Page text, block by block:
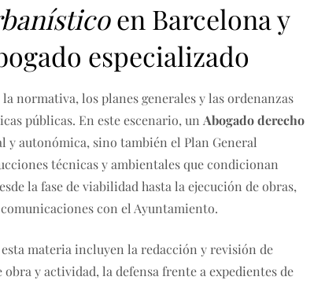
en Barcelona y
especializado
normativa, los planes generales y las ordenanzas
públicas. En este escenario, un Abogado derecho
autonómica, sino también el Plan General
técnicas y ambientales que condicionan
la fase de viabilidad hasta la ejecución de obras,
con el Ayuntamiento.
materia incluyen la redacción y revisión de
y actividad, la defensa frente a expedientes de